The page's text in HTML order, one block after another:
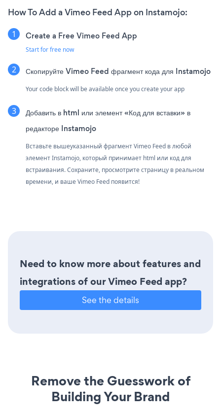
How To Add a Vimeo Feed App on Instamojo:
Create a Free Vimeo Feed App
Start for free now
Скопируйте Vimeo Feed фрагмент кода для Instamojo
Your code block will be available once you create your app
Добавить в html или элемент «Код для вставки» в
редакторе Instamojo
Вставьте вышеуказанный фрагмент Vimeo Feed в любой
элемент Instamojo, который принимает html или код для
встраивания. Сохраните, просмотрите страницу в реальном
времени, и ваше Vimeo Feed появится!
Need to know more about features and
integrations of our Vimeo Feed app?
See the details
Remove the Guesswork of
Building Your Brand